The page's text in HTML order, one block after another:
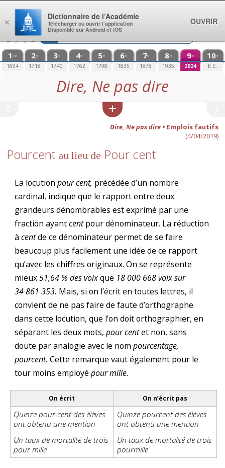
Aller au contenu
1 re
1694
2e
1718
3e
1740
4e
1762
5e
1798
6e
1835
7e
1878
8e
1935
9e
2024
10e
E.C.
Dire, Ne pas dire
Dire, Ne pas dire• Emplois fautifs
(4/04/2019)
Pourcent au lieu de Pour cent
La locutionpour cent, précédée d’un nombre
cardinal, indique que le rapport entre deux
grandeurs dénombrables est exprimé par une
fraction ayantcentpour dénominateur. La réduction
àcentde ce dénominateur permet de se faire
beaucoup plus facilement une idée de ce rapport
qu’avec les chiffres originaux. On se représente
mieux51,64 % des voixque 18 000 668 voix sur
34 861 353. Mais, si on l’écrit en toutes lettres, il
convient de ne pas faire de faute d’orthographe
dans cette locution, que l’on doit orthographier, en
séparant les deux mots,pour centet non, sans
doute par analogie avec le nompourcentage,
pourcent. Cette remarque vaut également pour le
tour moins employépour mille.
On écrit On n’écrit pas
Quinze pour cent des élèves
ont obtenu une mention
Quinze pourcent des élèves
ont obtenu une mention
Un taux de mortalité de trois
pour mille
Un taux de mortalité de trois
pourmille
×
Dictionnaire de l’Académie
Télécharger ou ouvrir l’application
Disponible sur Android et iOS
OUVRIR